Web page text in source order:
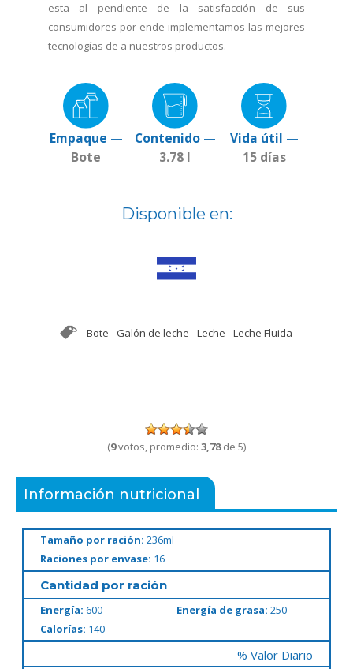
esta al pendiente de la satisfacción de sus
consumidores por ende implementamos las mejores
tecnologías de a nuestros productos.
Empaque —
Bote
Contenido —
3.78 l
Vida útil —
15 días
Disponible en:
Bote Galón de leche Leche Leche Fluida
(9votos, promedio: 3,78de 5)
Información nutricional
Tamaño por ración: 236ml
Raciones por envase: 16
Cantidad por ración
Energía: 600 Energía de grasa: 250
Calorías: 140
% Valor Diario